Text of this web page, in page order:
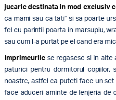
jucarie destinata in mod exclusiv
ca mami sau ca tati” si sa poarte
fel cu parintii poarta in marsupiu,
sau cum l-a purtat pe el cand era
Imprimeurile se regasesc si in alte
paturici pentru dormitorul copiilor,
noastre, astfel ca puteti face un
face aduceri-aminte de lenjeria de